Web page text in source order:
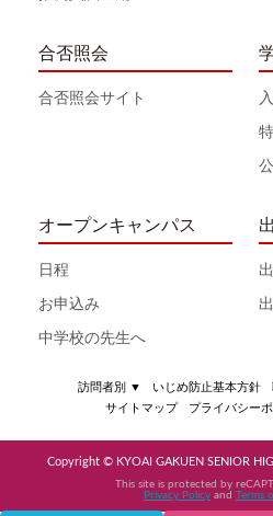
合否照会
合否照会サイト
オープンキャンパス
日程
お申込み
中学校の先生へ
訪問者別 ▼ いじめ防止基本方針
サイトマップ
プライバシー
Copyright © KYOAI GAKUEN SENIOR
This site is protected by
Privacy Policy and Terms